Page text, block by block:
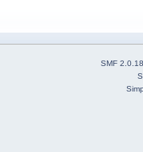
SMF 2.0.18